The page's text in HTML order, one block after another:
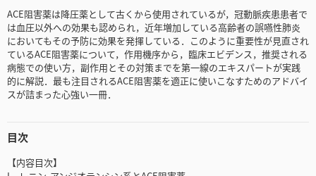
ACE阻害薬は降圧薬として古くから使用されているが，冠動脈疾患患者で
は血圧以外への効果も認められ，近年増加している高齢者の誤嚥性肺炎
においてもその予防に効果を発揮している．このように重要性が見直され
ているACE阻害薬について，作用機序から，臨床エビデンス，推奨される
病態での使い方，副作用とその対策までを第一線のエキスパートが実践
的に解説．最も注目されるACE阻害薬を適正に使いこなすためのアドバイ
スが詰まった心強い一冊．
目次
【内容目次】